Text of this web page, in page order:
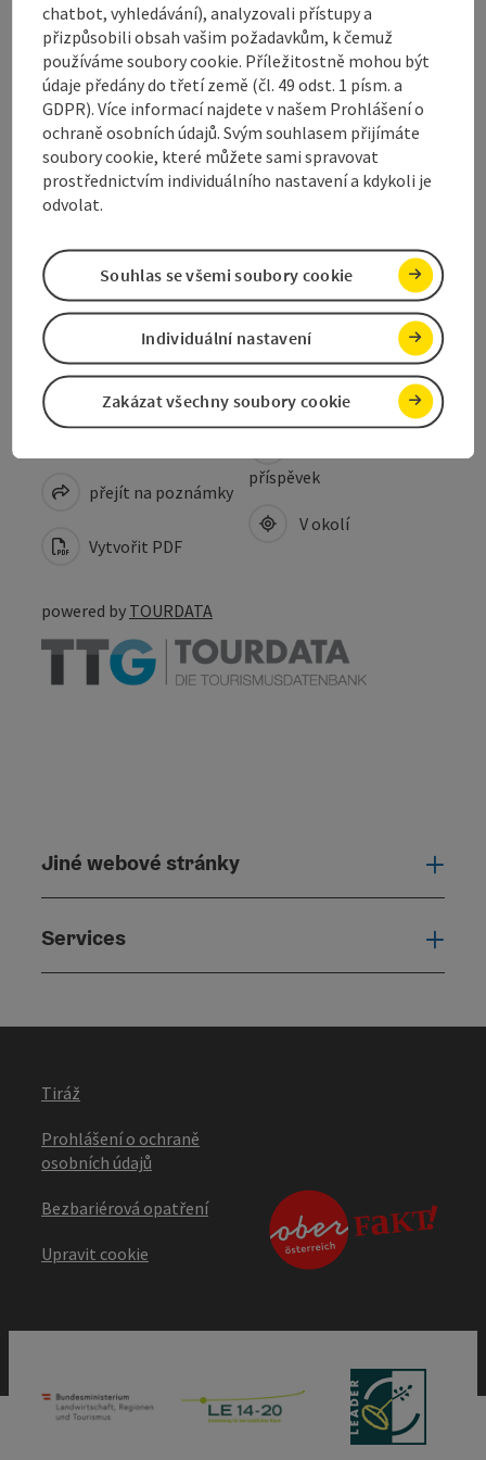
Příjezd
Ceny
Způsobilost
Bezbariérovost
Objevte více
přejít na poznámky
Vytvořit PDF
příspěvek
V okolí
powered by TOURDATA
Jiné webové stránky
Services
Tiráž
Prohlášení o ochraně
osobních údajů
Bezbariérová opatření
Upravit cookie
chatbot, vyhledávání), analyzovali přístupy a
přizpůsobili obsah vašim požadavkům, k čemuž
používáme soubory cookie. Příležitostně mohou být
údaje předány do třetí země (čl. 49 odst. 1 písm. a
GDPR). Více informací najdete v našem Prohlášení o
ochraně osobních údajů. Svým souhlasem přijímáte
soubory cookie, které můžete sami spravovat
prostřednictvím individuálního nastavení a kdykoli je
odvolat.
Zakázat všechny soubory cookie
Individuální nastavení
Souhlas se všemi soubory cookie